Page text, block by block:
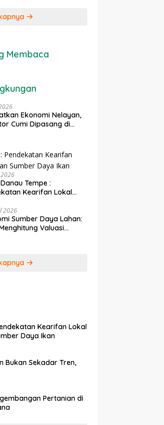
Membaca
Ekonomi Nelayan,
Cumi Dipasang di
2026
Tempe :
Kearifan Lokal
2026
Sumber Daya Lahan:
Valuasi
Kearifan Lokal
Daya Ikan
Bukan Sekadar Tren,
Pertanian di